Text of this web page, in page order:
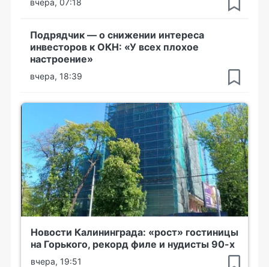
Подрядчик — о снижении интереса
инвесторов к ОКН: «У всех плохое
настроение»
вчера, 18:39
Новости Калининграда: «рост» гостиницы
на Горького, рекорд филе и нудисты 90-х
вчера, 19:51